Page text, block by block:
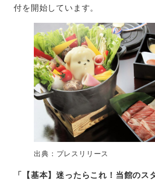
付を開始しています。
出典：プレスリリース
「【基本】迷ったらこれ！当館のス